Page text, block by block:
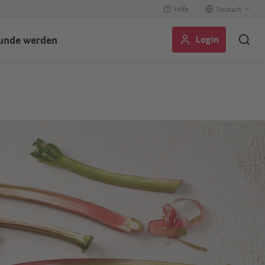
Hilfe
Select
your
language
werden Login